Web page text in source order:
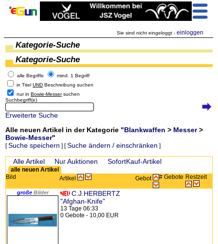
Sie sind nicht eingeloggt - einloggen
Kategorie-Suche
Kategorie-Suche
alle Begriffe
mind. 1 Begriff
in Titel UND Beschreibung suchen
nur in Bowie-Messersuchen
Suchbegriff(e)
Erweiterte Suche
Alle neuen Artikel in der Kategorie "Blankwaffen > Messer>
Bowie-Messer"
[Suche speichern ] [Suche ändern / einschränken ]
Alle Artikel Nur Auktionen SofortKauf-Artikel
alle neuen Artikel
Bild
Artikel Gebot # Gebote Restzeit
große Bilder
C.J.HERBERTZ
"Afghan-Knife"
13 Tage 06:33
0 Gebote - 10,00 EUR